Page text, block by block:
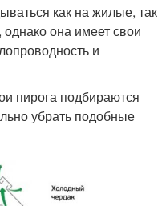
как на жилые, так
она имеет свои
и
пирога подбираются
убрать подобные